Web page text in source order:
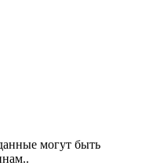
могут быть